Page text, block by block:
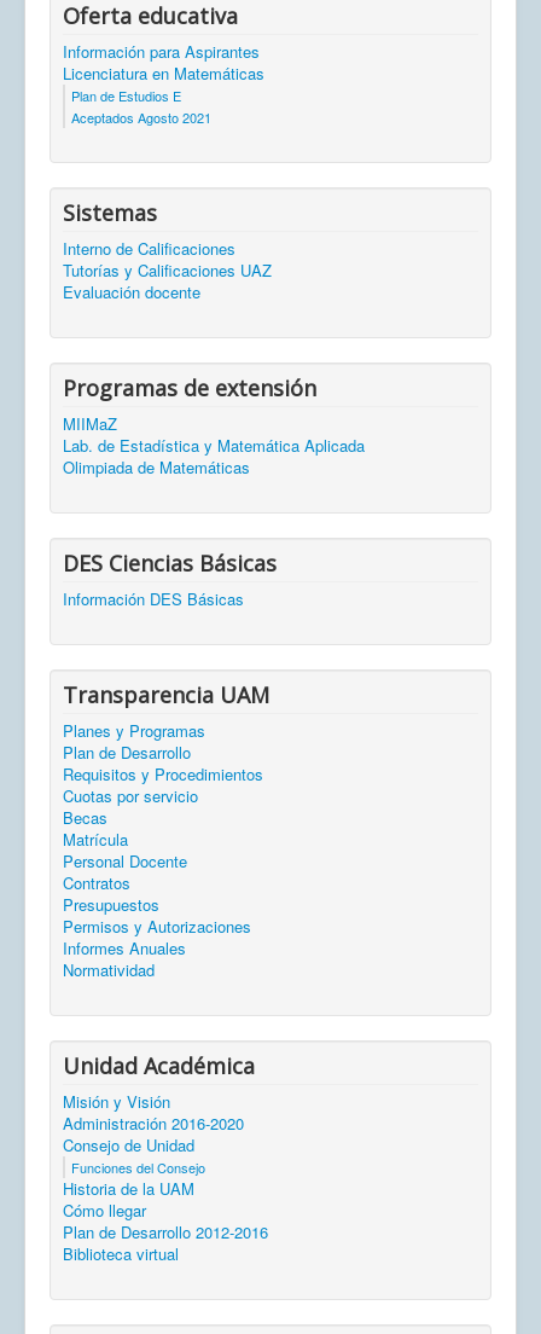
Oferta educativa
Información para Aspirantes
Licenciatura en Matemáticas
Plan de Estudios E
Aceptados Agosto 2021
Sistemas
Interno de Calificaciones
Tutorías y Calificaciones UAZ
Evaluación docente
Programas de extensión
MIIMaZ
Lab. de Estadística y Matemática Aplicada
Olimpiada de Matemáticas
DES Ciencias Básicas
Información DES Básicas
Transparencia UAM
Planes y Programas
Plan de Desarrollo
Requisitos y Procedimientos
Cuotas por servicio
Becas
Matrícula
Personal Docente
Contratos
Presupuestos
Permisos y Autorizaciones
Informes Anuales
Normatividad
Unidad Académica
Misión y Visión
Administración 2016-2020
Consejo de Unidad
Funciones del Consejo
Historia de la UAM
Cómo llegar
Plan de Desarrollo 2012-2016
Biblioteca virtual